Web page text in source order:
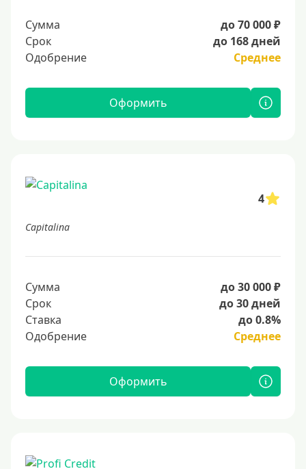
Сумма
до 70 000 ₽
Срок
до 168 дней
Одобрение
Среднее
Оформить
4
Capitalina
Сумма
до 30 000 ₽
Срок
до 30 дней
Ставка
до 0.8%
Одобрение
Среднее
Оформить